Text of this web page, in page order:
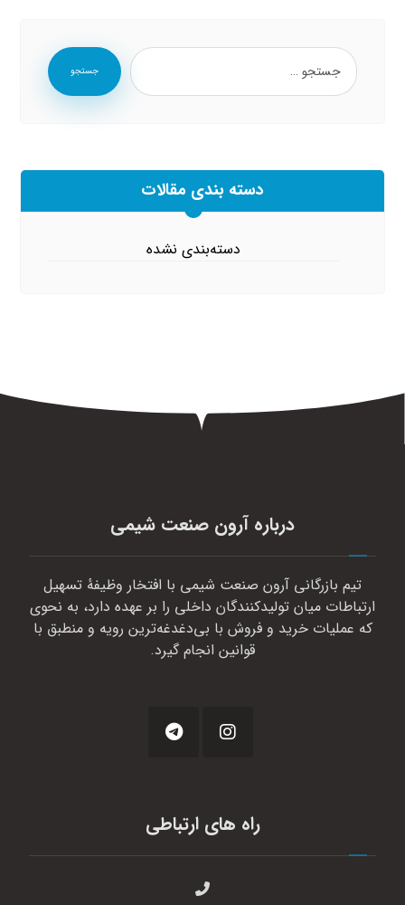
جستجو
دسته بندی مقالات
دسته‌بندی نشده
درباره آرون صنعت شیمی
تیم بازرگانی آرون صنعت شیمی با افتخار وظیفهٔ تسهیل
ارتباطات میان تولیدکنندگان داخلی را بر عهده دارد، به نحوی
که عملیات خرید و فروش با بی‌دغدغه‌ترین رویه و منطبق با
قوانین انجام گیرد.
راه های ارتباطی